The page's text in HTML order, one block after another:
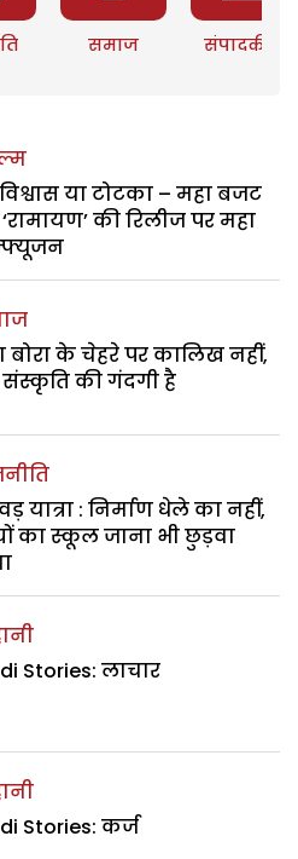
समाज संपादकीय
या टोटका – महा बजट
की रिलीज पर महा
बोरा के चेहरे पर कालिख नहीं,
की गंदगी है
यात्रा : निर्माण धेले का नहीं,
का स्कूल जाना भी छुड़वा
Stories: लाचार
Stories: कर्ज